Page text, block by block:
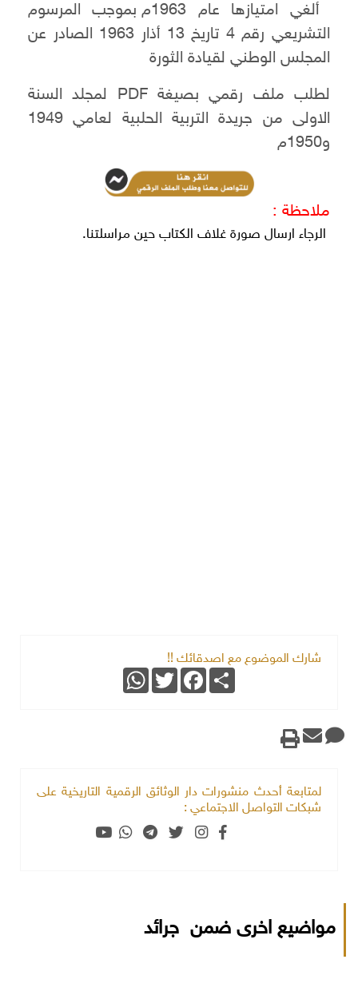
ألغي امتيازها عام 1963م بموجب المرسوم
التشريعي رقم 4 تاريخ 13 أذار 1963 الصادر عن
المجلس الوطني لقيادة الثورة
لطلب ملف رقمي بصيغة PDF لمجلد السنة
الاولى من جريدة التربية الحلبية لعامي 1949
ملاحظة :
الرجاء ارسال صورة غلاف الكتاب حين مراسلتنا.
شارك الموضوع مع اصدقائك !!
Share
Facebook
Twitter
WhatsApp
لمتابعة أحدث منشورات دار الوثائق الرقمية التاريخية على
شبكات التواصل الاجتماعي :
مواضيع اخرى ضمن جرائد